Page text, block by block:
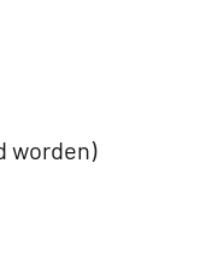
worden)